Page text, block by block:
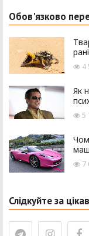
Обов'язково
4
Як
5
7
Слідкуйте за